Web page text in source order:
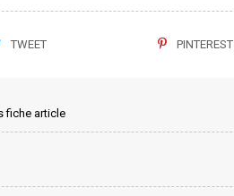
TWEET PINTEREST
fiche article